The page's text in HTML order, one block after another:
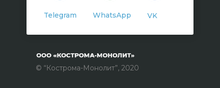
Telegram WhatsApp VK
© “Кострома-Монолит”, 2020